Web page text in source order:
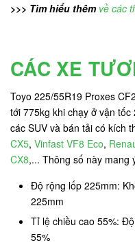
>>> Tìm hiểu thêm về các
CÁC XE
Toyo 225/55R19 Proxes
tới 775kg khi chạy ở vận
các SUV và bán tải có kích
CX5, Vinfast VF8 Eco,
CX8,... Thông số này mang
Độ rộng lốp 225mm:
225mm
Tỉ lệ chiều cao 55%:
55%